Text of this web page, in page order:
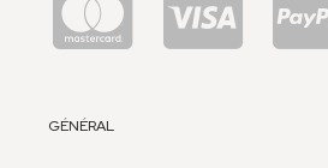
GÉNÉRAL